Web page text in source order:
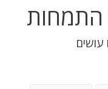
התמחות
עושים